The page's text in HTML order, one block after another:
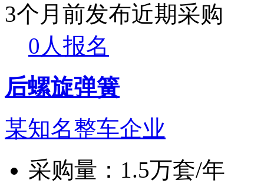
3个月前发布近期采购
0人报名
后螺旋弹簧
某知名整车企业
采购量： 1.5万套/年